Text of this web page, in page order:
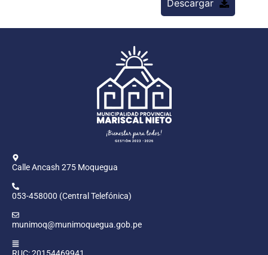
Descargar
Calle Ancash 275 Moquegua
053-458000 (Central Telefónica)
munimoq@munimoquegua.gob.pe
RUC: 20154469941